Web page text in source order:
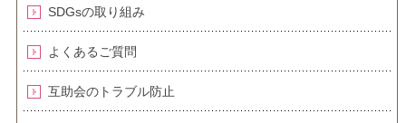
SDGsの取り組み
よくあるご質問
互助会のトラブル防止